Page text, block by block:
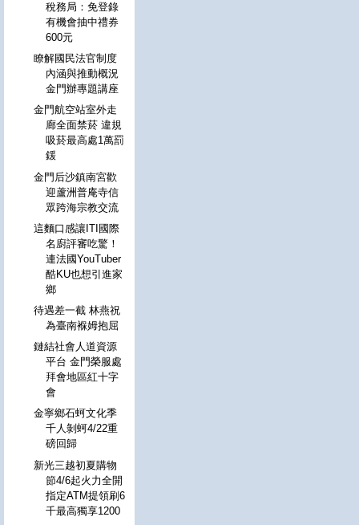
稅務局：免登錄
有機會抽中禮券
600元
瞭解國民法官制度
內涵與推動概況
金門辦專題講座
金門航空站室外走
廊全面禁菸 違規
吸菸最高處1萬罰
鍰
金門后沙鎮南宮歡
迎蘆洲普庵寺信
眾跨海宗教交流
這麵口感讓ITI國際
名廚評審吃驚！
連法國YouTuber
酷KU也想引進家
鄉
待遇差一截 林燕祝
為臺南褓姆抱屈
鏈結社會人道資源
平台 金門榮服處
拜會地區紅十字
會
金寧鄉石蚵文化季
千人剝蚵4/22重
磅回歸
新光三越初夏購物
節4/6起火力全開
指定ATM提領刷6
千最高獨享1200